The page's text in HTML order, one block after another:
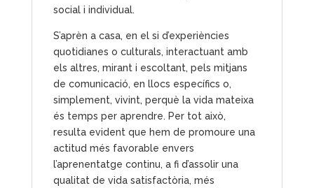
social i individual.
S’aprèn a casa, en el si d’experiències
quotidianes o culturals, interactuant amb
els altres, mirant i escoltant, pels mitjans
de comunicació, en llocs específics o,
simplement, vivint, perquè la vida mateixa
és temps per aprendre. Per tot això,
resulta evident que hem de promoure una
actitud més favorable envers
l’aprenentatge continu, a fi d’assolir una
qualitat de vida satisfactòria, més